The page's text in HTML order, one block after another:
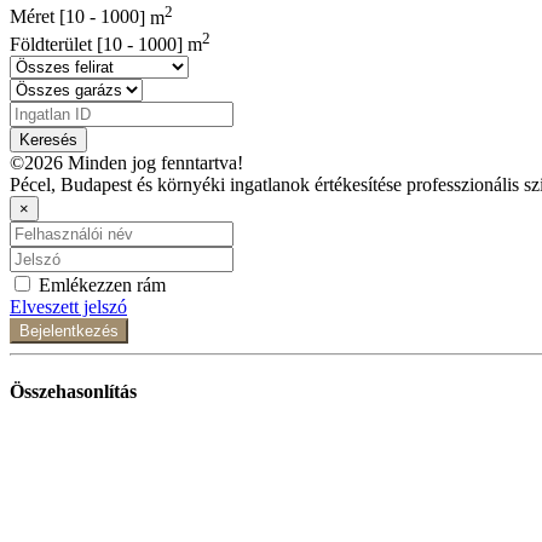
Méret [10 - 1000] m2
Földterület [10 - 1000] m2
Keresés
©2026 Minden jog fenntartva!
Pécel, Budapest és környéki ingatlanok értékesítése professzionális
×
Emlékezzen rám
Elveszett jelszó
Bejelentkezés
Összehasonlítás